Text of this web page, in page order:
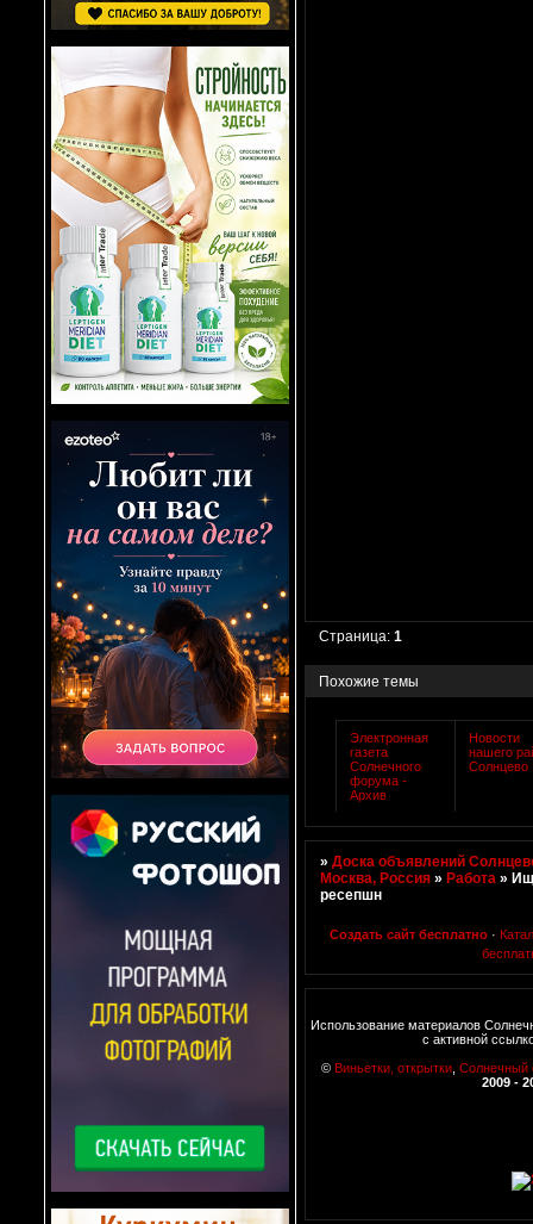
Страница:1
Похожие темы
Электронная
газета
Солнечного
форума -
Архив
Новости
нашего
Солнцево
»Доска объявлений
Москва, Россия »Работа »
ресепшн
Создать сайт бесплатно ·
Использование материалов
с активной
© Виньетки, открытки, Солнечный
2009 -